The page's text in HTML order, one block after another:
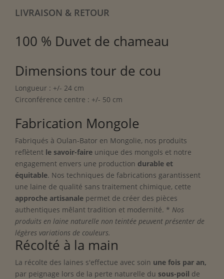
LIVRAISON & RETOUR
100 % Duvet de chameau
Dimensions tour de cou
Longueur : +/- 24 cm
Circonférence centre : +/- 50 cm
Fabrication Mongole
Fabriqués à Oulan-Bator en Mongolie, nos produits
reflètent le savoir-faire unique des mongols et notre
engagement envers une production durable et
équitable. Nos techniques de fabrications garantissent
une laine de qualité sans traitement chimique, cette
approche artisanale permet de créer des pièces
authentiques mêlant tradition et modernité. * Nos
produits en laine naturelle non teintée peuvent présenter de
légères variations de couleurs.
Récolté à la main
La récolte des laines s'effectue avec soin une fois par an,
par peignage lors de la perte naturelle du sous-poil de